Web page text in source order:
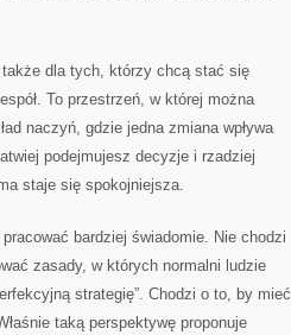
także dla tych, którzy chcą stać się
To przestrzeń, w której można
naczyń, gdzie jedna zmiana wpływa
podejmujesz decyzje i rzadziej
staje się spokojniejsza.
bardziej świadomie. Nie chodzi
zasady, w których normalni ludzie
strategię”. Chodzi o to, by mieć
taką perspektywę proponuje